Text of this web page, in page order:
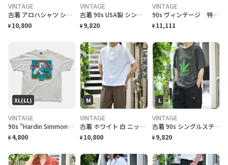
VINTAGE
古着 アロハシャツ シルクシャツ レーヨンシャツ 柄シャツ 総柄シャツ
¥ 10,800
VINTAGE
古着 90s USA製 シングルステッチ ビール プロモーション Tシャツ
¥ 9,820
VINTAGE
90s ヴィンテージ 特注 OEM激レア ハーフパンツ 総柄 美品
¥ 11,111
XL(LL)
VINTAGE
90s "Hardin Simmons University Cowboy Baseball" T-Shirt ハーディン シモンズ大学 カウボーイズベースボール Tシャツ [XL]
¥ 4,800
M
VINTAGE
古着 ホワイト 白 ニットポロ ポロシャツ 半袖ポロシャツ プルオーバー
¥ 10,800
L
VINTAGE
古着 90s シングルステッチ 大麻合法化運動 プリントTシャツ フェード
¥ 9,820